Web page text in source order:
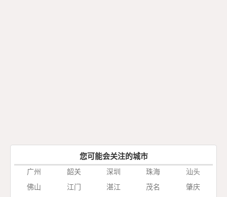
您可能会关注的城市
广州 韶关 深圳 珠海
汕头
佛山
江门 湛江 茂名
肇庆